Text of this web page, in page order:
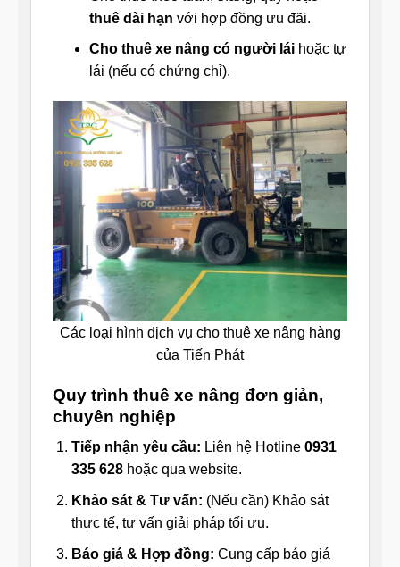
thuê dài hạn với hợp đồng ưu đãi.
Cho thuê xe nâng có người láihoặc tự
lái (nếu có chứng chỉ).
Các loại hình dịch vụ cho thuê xe nâng hàng
của Tiến Phát
Quy trình thuê xe nâng đơn giản,
chuyên nghiệp
Tiếp nhận yêu cầu: Liên hệ Hotline 0931
335 628hoặc qua website.
Khảo sát & Tư vấn: (Nếu cần) Khảo sát
thực tế, tư vấn giải pháp tối ưu.
Báo giá & Hợp đồng: Cung cấp báo giá